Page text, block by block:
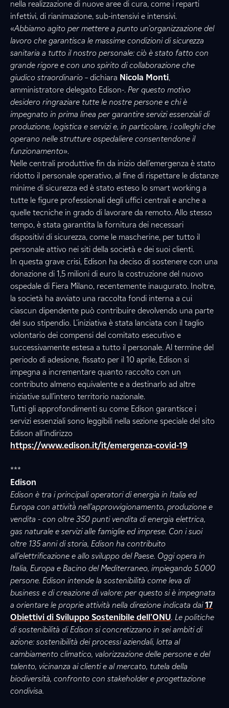
nella realizzazione di nuove aree di cura, come i reparti
infettivi, di rianimazione, sub-intensivi e intensivi.
«Abbiamo agito per mettere a punto un’organizzazione del
lavoro che garantisca le massime condizioni di sicurezza
sanitaria a tutto il nostro personale: ciò è stato fatto con
grande rigore e con uno spirito di collaborazione che
giudico straordinario – dichiara Nicola Monti,
amministratore delegato Edison-. Per questo motivo
desidero ringraziare tutte le nostre persone e chi è
impegnato in prima linea per garantire servizi essenziali di
produzione, logistica e servizi e, in particolare, i colleghi che
operano nelle strutture ospedaliere consentendone il
funzionamento».
Nelle centrali produttive fin da inizio dell’emergenza è stato
ridotto il personale operativo, al fine di rispettare le distanze
minime di sicurezza ed è stato esteso lo smart working a
tutte le figure professionali degli uffici centrali e anche a
quelle tecniche in grado di lavorare da remoto. Allo stesso
tempo, è stata garantita la fornitura dei necessari
dispositivi di sicurezza, come le mascherine, per tutto il
personale attivo nei siti della società e dei suoi clienti.
In questa grave crisi, Edison ha deciso di sostenere con una
donazione di 1,5 milioni di euro la costruzione del nuovo
ospedale di Fiera Milano, recentemente inaugurato. Inoltre,
la società ha avviato una raccolta fondi interna a cui
ciascun dipendente può contribuire devolvendo una parte
del suo stipendio. L’iniziativa è stata lanciata con il taglio
volontario dei compensi del comitato esecutivo e
successivamente estesa a tutto il personale. Al termine del
periodo di adesione, fissato per il 10 aprile, Edison si
impegna a incrementare quanto raccolto con un
contributo almeno equivalente e a destinarlo ad altre
iniziative sull’intero territorio nazionale.
Tutti gli approfondimenti su come Edison garantisce i
servizi essenziali sono leggibili nella sezione speciale del sito
Edison all’indirizzo
https://www.edison.it/it/emergenza-covid-19
***
Edison
Edison è tra i principali operatori di energia in Italia ed
Europa con attività̀ nell’approvvigionamento, produzione e
vendita - con oltre 350 punti vendita di energia elettrica,
gas naturale e servizi alle famiglie ed imprese. Con i suoi
oltre 135 anni di storia, Edison ha contribuito
all’elettrificazione e allo sviluppo del Paese. Oggi opera in
Italia, Europa e Bacino del Mediterraneo, impiegando 5.000
persone. Edison intende la sostenibilità come leva di
business e di creazione di valore: per questo si è impegnata
a orientare le proprie attività nella direzione indicata dai17
Obiettivi di Sviluppo Sostenibile dell'ONU. Le politiche
di sostenibilità di Edison si concretizzano in sei ambiti di
azione: sostenibilità dei processi aziendali, lotta al
cambiamento climatico, valorizzazione delle persone e del
talento, vicinanza ai clienti e al mercato, tutela della
biodiversità, confronto con stakeholder e progettazione
condivisa.